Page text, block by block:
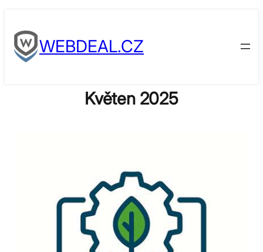
to
contentWEBDEAL.CZ
Květen 2025